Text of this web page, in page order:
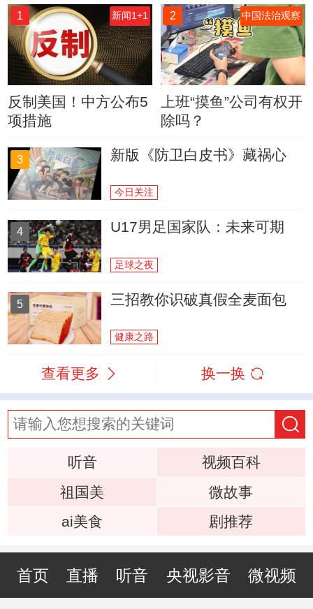
1 新闻1+1
反制美国！中方公布5
项措施
2 中国法治观察
上班“摸鱼”公司有权开
除吗？
3 新版《防卫白皮书》藏祸心
今日关注
4 U17男足国家队：未来可期
足球之夜
5 三招教你识破真假全麦面包
健康之路
查看更多 换一换
听音
视频百科
祖国美
微故事
ai美食
剧推荐
首页 直播 听音 央视影音 微视频